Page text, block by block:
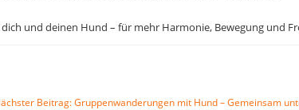
und deinen Hund – für mehr Harmonie, Bewegung und
Beitrag: Gruppenwanderungen mit Hund – Gemeinsam